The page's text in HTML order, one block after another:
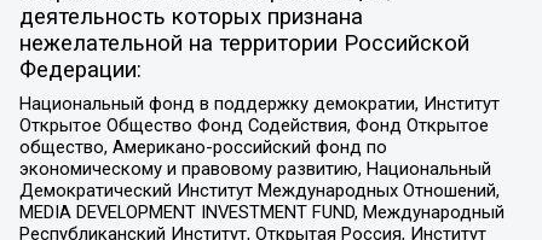
деятельность которых признана
нежелательной на территории Российской
Федерации:
Национальный фонд в поддержку демократии, Институт
Открытое Общество Фонд Содействия, Фонд Открытое
общество, Американо-российский фонд по
экономическому и правовому развитию, Национальный
Демократический Институт Международных Отношений,
MEDIA DEVELOPMENT INVESTMENT FUND, Международный
Республиканский Институт, Открытая Россия, Институт